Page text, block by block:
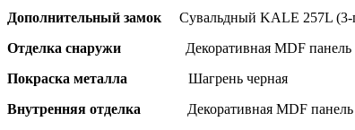
Дополнительный замок Сувальдный KALE 257L (3-
Отделка снаружи Декоративная MDF
Покраска металла Шагрень черная
Внутренняя отделка Декоративная MDF